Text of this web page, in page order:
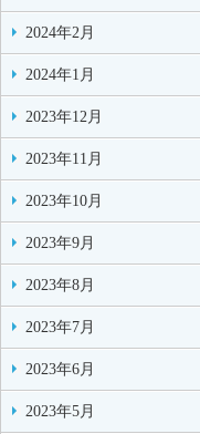
2024年2月
2024年1月
2023年12月
2023年11月
2023年10月
2023年9月
2023年8月
2023年7月
2023年6月
2023年5月